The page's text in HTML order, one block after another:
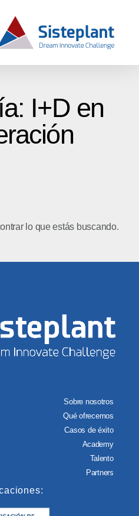
I+D en
lo que estás buscando.
Sobre nosotros
Qué ofrecemos
Casos de éxito
Academy
Talento
Partners